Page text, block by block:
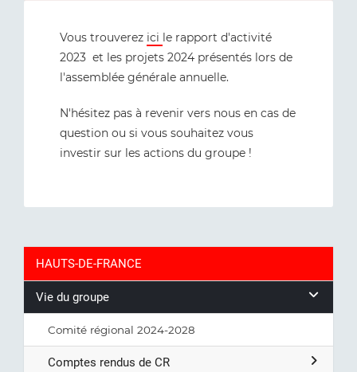
Vous trouverez ici le rapport d'activité
2023 et les projets 2024 présentés lors de
l'assemblée générale annuelle.
N'hésitez pas à revenir vers nous en cas de
question ou si vous souhaitez vous
investir sur les actions du groupe !
HAUTS-DE-FRANCE
Vie du groupe
Comité régional 2024-2028
Comptes rendus de CR